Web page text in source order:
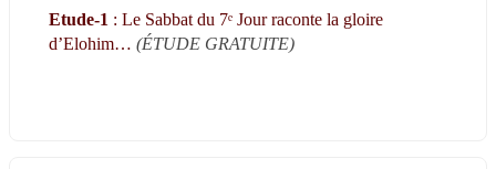
Etude-1 : Le Sabbat du 7ᵉ Jour raconte la gloire
d’Elohim… (ÉTUDE GRATUITE)